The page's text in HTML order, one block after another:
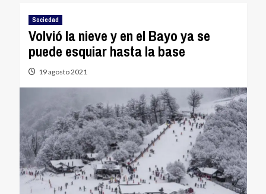
Sociedad
Volvió la nieve y en el Bayo ya se
puede esquiar hasta la base
19 agosto 2021